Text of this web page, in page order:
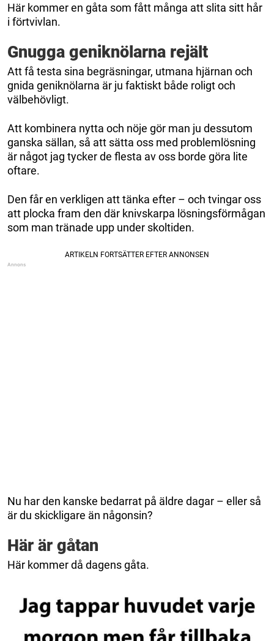
Här kommer en gåta som fått många att slita sitt hår
i förtvivlan.
Gnugga geniknölarna rejält
Att få testa sina begräsningar, utmana hjärnan och
gnida geniknölarna är ju faktiskt både roligt och
välbehövligt.
Att kombinera nytta och nöje gör man ju dessutom
ganska sällan, så att sätta oss med problemlösning
är något jag tycker de flesta av oss borde göra lite
oftare.
Den får en verkligen att tänka efter – och tvingar oss
att plocka fram den där knivskarpa lösningsförmågan
som man tränade upp under skoltiden.
Nu har den kanske bedarrat på äldre dagar – eller så
är du skickligare än någonsin?
Här är gåtan
Här kommer då dagens gåta.